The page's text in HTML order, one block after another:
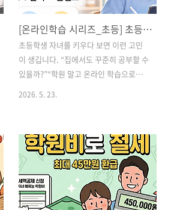
[온라인학습 시리즈_초등] 초등 온라인 학습 고를 때 꼭 확인해봐야 할 기준 4가지
초등학생 자녀를 키우다 보면 이런 고민
이 생깁니다. “집에서도 꾸준히 공부할 수
있을까?”“학원 말고 온라인 학습으로도
까?” 초등 시기에는 많은 양을 공부하는
것보다 매일 공부하는 습관을 만드는 것
이 중요합니다.그래서 초등 온라인 학습
을 선택할 때도 단순히 강의 수만 보기보
다, 아이가 꾸준히 따라갈 수 있는 구조인
지 확인하는 것이 좋습니다.초등 온라인
2026. 5. 23.